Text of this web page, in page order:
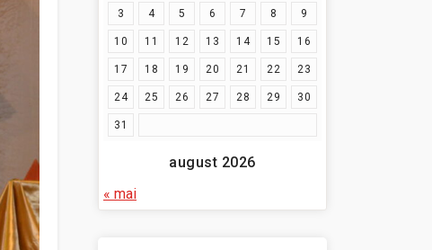
august 2026
3 4 5 6 7 8 9
10 11 12 13 14 15 16
17 18 19 20 21 22 23
24 25 26 27 28 29 30
31
« mai